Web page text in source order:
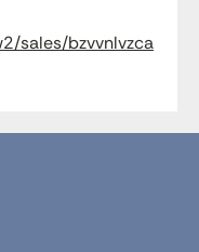
sales/bzvvnlvzca